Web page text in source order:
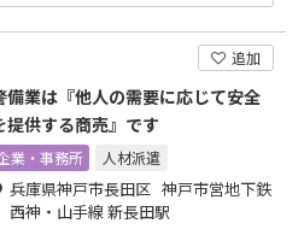
追加
備業は『他人の需要に応じて安全
提供する商売』です
業・事務所 人材派遣
兵庫県神戸市長田区 神戸市営地下鉄
西神・山手線 新長田駅